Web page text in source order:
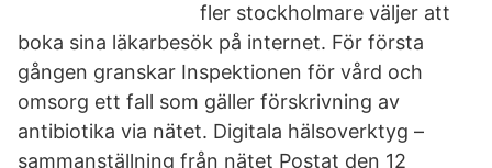
fler stockholmare väljer att
boka sina läkarbesök på internet. För första
gången granskar Inspektionen för vård och
omsorg ett fall som gäller förskrivning av
antibiotika via nätet. Digitala hälsoverktyg –
sammanställning från nätet Postat den 12